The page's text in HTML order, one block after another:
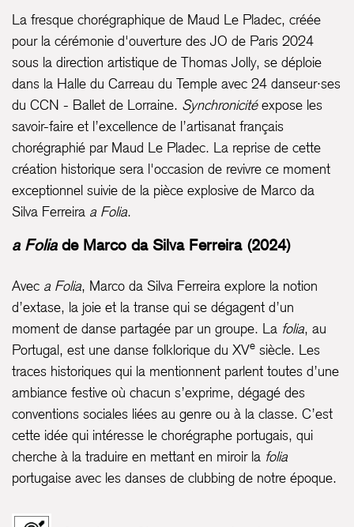
La fresque chorégraphique de Maud Le Pladec, créée
pour la cérémonie d'ouverture des JO de Paris 2024
sous la direction artistique de Thomas Jolly, se déploie
dans la Halle du Carreau du Temple avec 24 danseur·ses
du CCN - Ballet de Lorraine. Synchronicitéexpose les
savoir-faire et l’excellence de l’artisanat français
chorégraphié par Maud Le Pladec. La reprise de cette
création historique sera l'occasion de revivre ce moment
exceptionnel suivie de la pièce explosive de Marco da
Silva Ferreira a Folia.
a Foliade Marco da Silva Ferreira (2024)
Avec a Folia, Marco da Silva Ferreira explore la notion
d’extase, la joie et la transe qui se dégagent d’un
moment de danse partagée par un groupe. La folia, au
Portugal, est une danse folklorique du XVe siècle. Les
traces historiques qui la mentionnent parlent toutes d’une
ambiance festive où chacun s’exprime, dégagé des
conventions sociales liées au genre ou à la classe. C’est
cette idée qui intéresse le chorégraphe portugais, qui
cherche à la traduire en mettant en miroir la folia
portugaise avec les danses de clubbing de notre époque.